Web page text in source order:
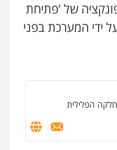
של 'פתיחת
ידי המערכת בפני
עורכי דין
פשיעה כלכלית הלבנת
הפלילית